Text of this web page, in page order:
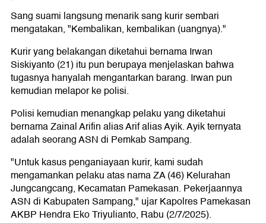
Sang suami langsung menarik sang kurir sembari
mengatakan, "Kembalikan, kembalikan (uangnya)."
Kurir yang belakangan diketahui bernama Irwan
Siskiyanto (21) itu pun berupaya menjelaskan bahwa
tugasnya hanyalah mengantarkan barang. Irwan pun
kemudian melapor ke polisi.
Polisi kemudian menangkap pelaku yang diketahui
bernama Zainal Arifin alias Arif alias Ayik. Ayik ternyata
adalah seorang ASN di Pemkab Sampang.
"Untuk kasus penganiayaan kurir, kami sudah
mengamankan pelaku atas nama ZA (46) Kelurahan
Jungcangcang, Kecamatan Pamekasan. Pekerjaannya
ASN di Kabupaten Sampang," ujar Kapolres Pamekasan
AKBP Hendra Eko Triyulianto, Rabu (2/7/2025).